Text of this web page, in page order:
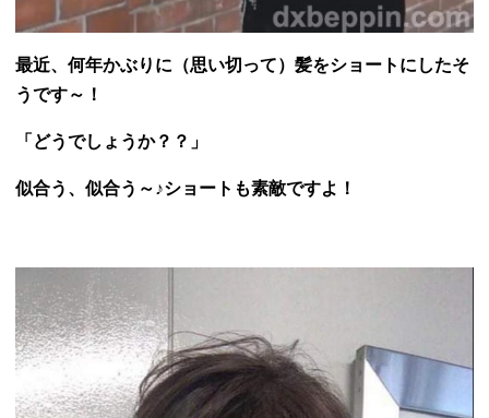
最近、何年かぶりに（思い切って）髪をショートにしたそ
うです～！
「どうでしょうか？？」
似合う、似合う～♪ショートも素敵ですよ！